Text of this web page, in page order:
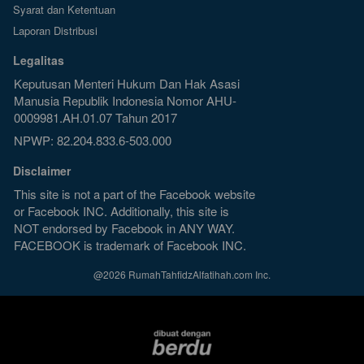
Syarat dan Ketentuan
Laporan Distribusi
Legalitas
Keputusan Menteri Hukum Dan Hak Asasi
Manusia Republik Indonesia Nomor AHU-
0009981.AH.01.07 Tahun 2017
NPWP: 82.204.833.6-503.000
Disclaimer
This site is not a part of the Facebook website
or Facebook INC. Additionally, this site is
NOT endorsed by Facebook in ANY WAY.
FACEBOOK is trademark of Facebook INC.
@2026 RumahTahfidzAlfatihah.com Inc.